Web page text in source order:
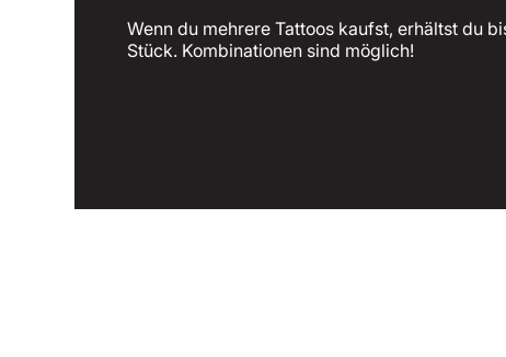
Wenn du mehrere Tattoos kaufst, erhältst du
Stück. Kombinationen sind möglich!